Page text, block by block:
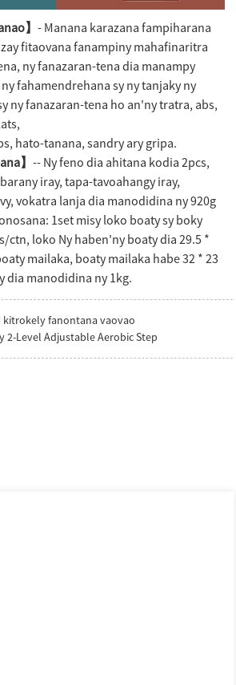
】- Manana karazana fampiharana
fitaovana fanampiny mahafinaritra
ny fanazaran-tena dia manampy
fahamendrehana sy ny tanjaky ny
ny fanazaran-tena ho an'ny tratra, abs,
hato-tanana, sandry ary gripa.
】-- Ny feno dia ahitana kodia 2pcs,
iray, tapa-tavoahangy iray,
vokatra lanja dia manodidina ny 920g
1set misy loko boaty sy boky
ctn, loko Ny haben'ny boaty dia 29.5 *
mailaka, boaty mailaka habe 32 * 23
dia manodidina ny 1kg.
kitrokely fanontana vaovao
2-Level Adjustable Aerobic Step